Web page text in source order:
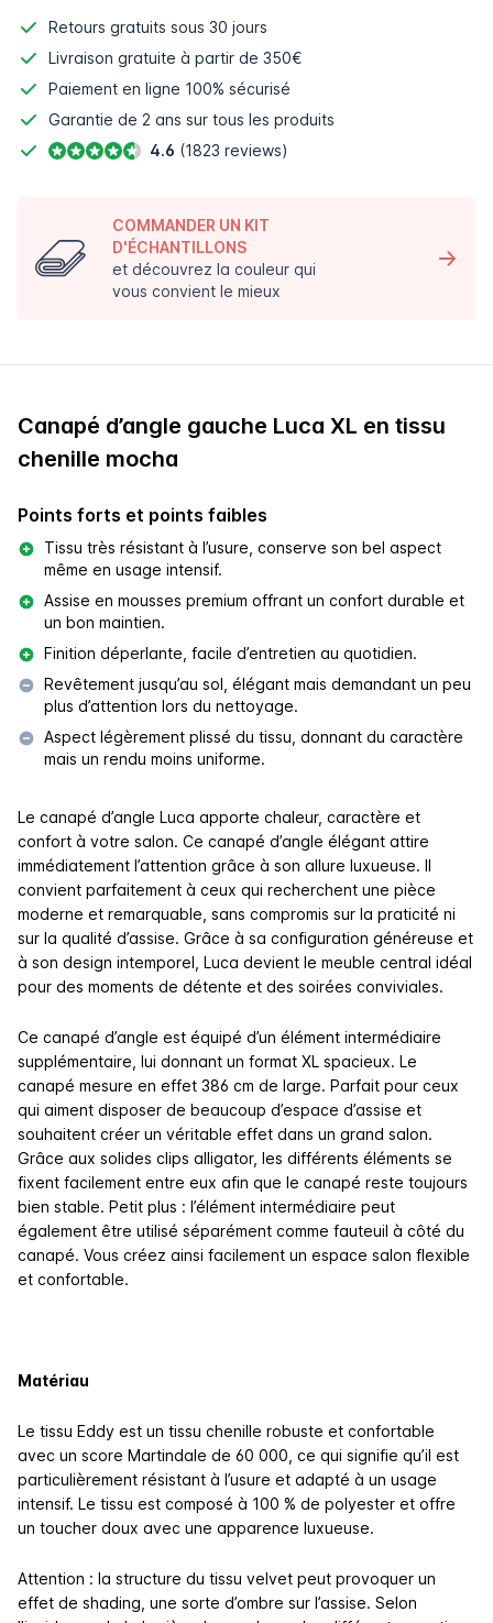
Retours gratuits sous 30 jours
Livraison gratuite à partir de 350€
Paiement en ligne 100% sécurisé
Garantie de 2 ans sur tous les produits
4.6 (1823 reviews)
COMMANDER UN KIT
D'ÉCHANTILLONS
et découvrez la couleur qui
vous convient le mieux
Canapé d’angle gauche Luca XL en tissu
chenille mocha
Points forts et points faibles
Tissu très résistant à l’usure, conserve son bel aspect
même en usage intensif.
Assise en mousses premium offrant un confort durable et
un bon maintien.
Finition déperlante, facile d’entretien au quotidien.
Revêtement jusqu’au sol, élégant mais demandant un peu
plus d’attention lors du nettoyage.
Aspect légèrement plissé du tissu, donnant du caractère
mais un rendu moins uniforme.
Le canapé d’angle Luca apporte chaleur, caractère et
confort à votre salon. Ce canapé d’angle élégant attire
immédiatement l’attention grâce à son allure luxueuse. Il
convient parfaitement à ceux qui recherchent une pièce
moderne et remarquable, sans compromis sur la praticité ni
sur la qualité d’assise. Grâce à sa configuration généreuse et
à son design intemporel, Luca devient le meuble central idéal
pour des moments de détente et des soirées conviviales.
Ce canapé d’angle est équipé d’un élément intermédiaire
supplémentaire, lui donnant un format XL spacieux. Le
canapé mesure en effet 386 cm de large. Parfait pour ceux
qui aiment disposer de beaucoup d’espace d’assise et
souhaitent créer un véritable effet dans un grand salon.
Grâce aux solides clips alligator, les différents éléments se
fixent facilement entre eux afin que le canapé reste toujours
bien stable. Petit plus : l’élément intermédiaire peut
également être utilisé séparément comme fauteuil à côté du
canapé. Vous créez ainsi facilement un espace salon flexible
et confortable.
Matériau
Le tissu Eddy est un tissu chenille robuste et confortable
avec un score Martindale de 60 000, ce qui signifie qu’il est
particulièrement résistant à l’usure et adapté à un usage
intensif. Le tissu est composé à 100 % de polyester et offre
un toucher doux avec une apparence luxueuse.
Attention : la structure du tissu velvet peut provoquer un
effet de shading, une sorte d’ombre sur l’assise. Selon